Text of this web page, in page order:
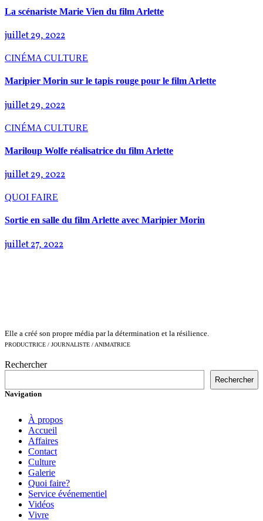
La scénariste Marie Vien du film Arlette
juillet 29, 2022
CINÉMA CULTURE
Maripier Morin sur le tapis rouge pour le film Arlette
juillet 29, 2022
CINÉMA CULTURE
Mariloup Wolfe réalisatrice du film Arlette
juillet 29, 2022
QUOI FAIRE
Sortie en salle du film Arlette avec Maripier Morin
juillet 27, 2022
Elle a créé son propre média par la détermination et la résilience.
PRODUCTRICE / JOURNALISTE / ANIMATRICE
Rechercher
Rechercher
Navigation
À propos
Accueil
Affaires
Contact
Culture
Galerie
Quoi faire?
Service événementiel
Vidéos
Vivre